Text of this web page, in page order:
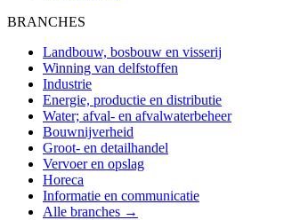
BRANCHES
Landbouw, bosbouw en visserij
Winning van delfstoffen
Industrie
Energie, productie en distributie
Water; afval- en afvalwaterbeheer
Bouwnijverheid
Groot- en detailhandel
Vervoer en opslag
Horeca
Informatie en communicatie
Alle branches →